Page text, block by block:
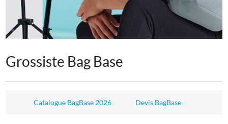
Grossiste Bag Base
Catalogue BagBase 2026 Devis BagBase